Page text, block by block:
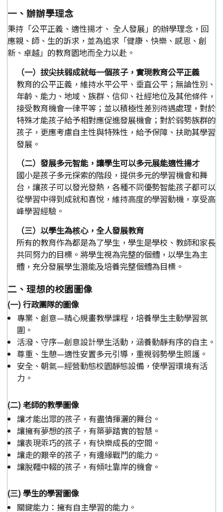
一、辦辦學理念
秉持「公平正義、適性揚才、 全人發展」的辦學理念，回
應親、師、生的訴求，並為追求「健康、快樂、感恩、創
新、卓越」的教育園地而全力以赴。
（一）拔尖扶弱成就每一個孩子，實現教育公平正義
教育的公平正義，維持水平公平、垂直公平；無論性別、
年齡、能力、地域、族群、信仰、社經地位及其他條件，
接受教育機會一律平等；並以積極性差別待遇處理，對於
特殊才能孩子給予相對應促進發展機會；對於弱勢族群的
孩子，更應考慮自主性與特殊性，給予保障、扶助其學習
發展。
（二）發展多元智能，讓學生可以多元展能適性揚才
國小是孩子多元探索的階段，提供多元的學習機會和舞
台，讓孩子可以發光發熱，各種不同優勢智能孩子都可以
從學習中得到成就和喜悅，維持高度的學習動機，享受高
峰學習經驗。
（三）以學生為核心，全人發展教育
所有的教育作為都是為了學生，學生是學校、教師和家長
共同努力的目標。將學生視為完整的個體，以學生為主
體，充分發展學生潛能及培養完整個體為目標。
二、理想的校園圖像
(一) 行政團隊的圖像
專業、創意—精心規畫教學課程，培養學生主動學習氛
圍。
活潑、守序—創意設計學生活動，涵養動靜有序的自主。
尊重、生憩—適性安置多元引導，重視弱勢學生照護。
安全、朝氣—經營動態校園靜態設備，使學習環境有活
力。
(二) 老師的教學圖像
讓才能出眾的孩子，有盡情揮灑的舞台。
讓擁有夢想的孩子，有築夢踏實的智慧。
讓表現乖巧的孩子，有快樂成長的空間。
讓走的艱辛的孩子，有邊緣戰鬥的能力。
讓脫韁中輟的孩子，有傾吐靠岸的機會。
(三) 學生的學習圖像
關鍵能力：擁有自主學習的能力。